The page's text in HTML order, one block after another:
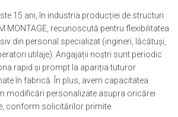
15 ani, în industria producției de structuri
MONTAGE, recunoscută pentru flexibilitatea
din personal specializat (ingineri, lăcătuși,
utilaje). Angajații noștri sunt periodic
rapid și prompt la apariția tuturor
în fabrică. În plus, avem capacitatea
modificări personalizate asupra oricărei
conform solicitărilor primite.